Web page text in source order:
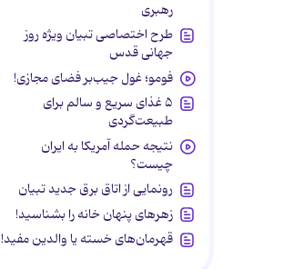
رهبری
طرح اختصاصی تبیان ویژه روز
جهانی قدس
فومو؛ غول جیب‌بر فضای مجازی!
۵ غذای سریع و سالم برای
طبیعت‌گردی
نتیجه حمله آمریکا به ایران
چیست؟
رونمایی از اتاق برق جدید تبیان
زهرهای پنهان خانه را بشناسید!
قهرمان‌های خسته یا والدین مفید!